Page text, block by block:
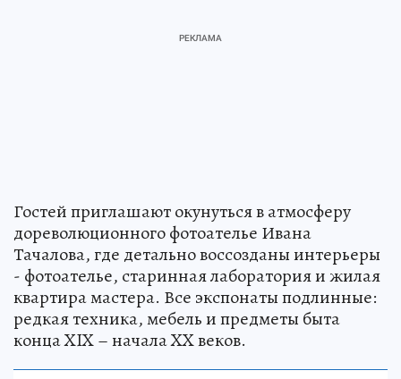
Гостей приглашают окунуться в атмосферу
дореволюционного фотоателье Ивана
Тачалова, где детально воссозданы интерьеры
- фотоателье, старинная лаборатория и жилая
квартира мастера. Все экспонаты подлинные:
редкая техника, мебель и предметы быта
конца XIX – начала XX веков.